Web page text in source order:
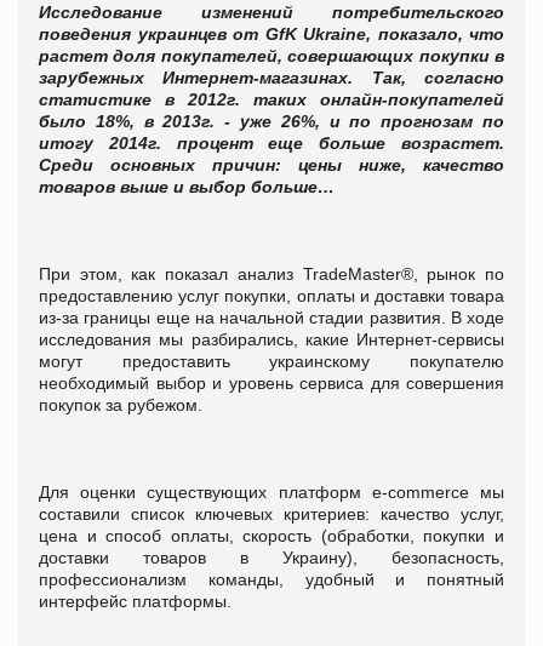
Исследование изменений потребительского
поведения украинцев от GfK Ukraine, показало, что
растет доля покупателей, совершающих покупки в
зарубежных Интернет-магазинах. Так, согласно
статистике в 2012г. таких онлайн-покупателей
было 18%, в2013г. - уже 26%, и по прогнозам по
итогу 2014г. процент еще больше возрастет.
Среди основных причин: цены ниже, качество
товаров выше и выбор больше…
При этом, как показал анализ TradeMaster®, рынок по
предоставлению услуг покупки, оплаты и доставки товара
из-за границы еще на начальной стадии развития. В ходе
исследования мы разбирались, какие Интернет-сервисы
могут предоставить украинскому покупателю
необходимый выбор и уровень сервиса для совершения
покупок за рубежом.
Для оценки существующих платформ e-сommerce мы
составили список ключевых критериев: качество услуг,
цена и способ оплаты, скорость (обработки, покупки и
доставки товаров в Украину), безопасность,
профессионализм команды, удобный и понятный
интерфейс платформы.